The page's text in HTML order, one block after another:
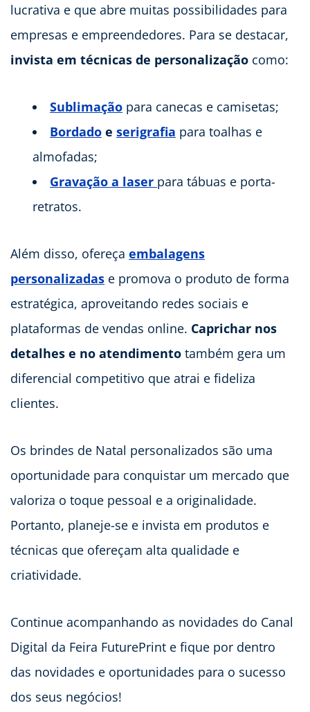
lucrativa e que abre muitas possibilidades para
empresas e empreendedores. Para se destacar,
invista em técnicas de personalização como:
Sublimação para canecas e camisetas;
Bordado e serigrafia para toalhas e
almofadas;
Gravação a laser para tábuas e porta-
retratos.
Além disso, ofereça embalagens
personalizadas e promova o produto de forma
estratégica, aproveitando redes sociais e
plataformas de vendas online. Caprichar nos
detalhes e no atendimento também gera um
diferencial competitivo que atrai e fideliza
clientes.
Os brindes de Natal personalizados são uma
oportunidade para conquistar um mercado que
valoriza o toque pessoal e a originalidade.
Portanto, planeje-se e invista em produtos e
técnicas que ofereçam alta qualidade e
criatividade.
Continue acompanhando as novidades do Canal
Digital da Feira FuturePrint e fique por dentro
das novidades e oportunidades para o sucesso
dos seus negócios!